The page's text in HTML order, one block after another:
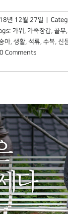
년 12월 27일
가위 , 가죽장갑, 골무,
아, 생활, 석류, 수복, 신
0 Comments